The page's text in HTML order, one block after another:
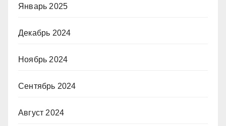
Январь 2025
Декабрь 2024
Ноябрь 2024
Сентябрь 2024
Август 2024